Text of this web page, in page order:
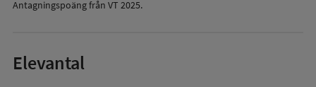
Antagningspoäng från VT 2025.
Elevantal